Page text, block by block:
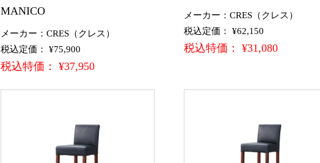
MANICO
メーカー：CRES（クレス）
税込定価： ¥75,900
税込特価： ¥37,950
メーカー：CRES（クレス）
税込定価： ¥62,150
税込特価： ¥31,080